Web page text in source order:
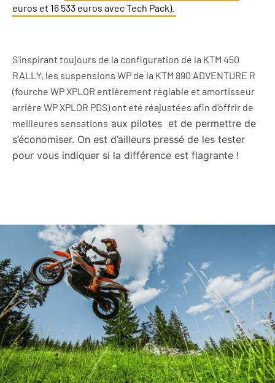
euros et 16 533 euros avec Tech Pack).
S’inspirant toujours de la configuration de la KTM 450
RALLY, les suspensions WP de la KTM 890 ADVENTURE R
(fourche WP XPLOR entièrement réglable et amortisseur
arrière WP XPLOR PDS) ont été réajustées afin d’offrir de
meilleures sensations aux pilotes et de permettre de
s’économiser. On est d’ailleurs pressé de les tester
pour vous indiquer si la différence est flagrante !